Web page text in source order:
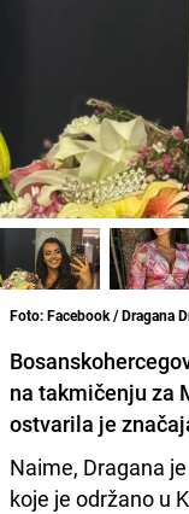
Foto: Facebook / Dragana
na takmičenju za
ostvarila je
Naime, Dragana
koje je održano u